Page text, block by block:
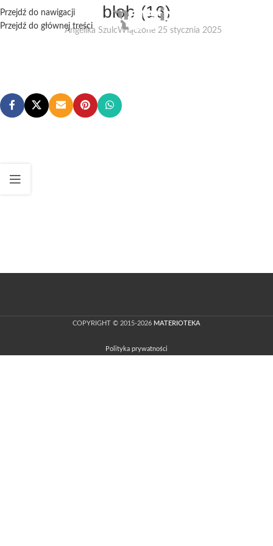
Przejdź do nawigacji
Przejdź do głównej treści
blob (16)
Angelika SzulcWłączone 25 stycznia 2025
COPYRIGHT © 2015-2026 MATERIOTEKA
Polityka prywatności